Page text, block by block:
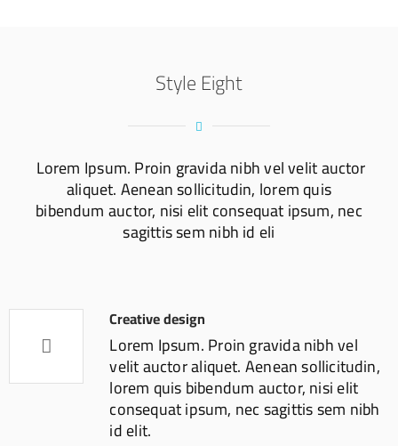
Style Eight
Lorem Ipsum. Proin gravida nibh vel velit auctor
aliquet. Aenean sollicitudin, lorem quis
bibendum auctor, nisi elit consequat ipsum, nec
sagittis sem nibh id eli
Creative design
Lorem Ipsum. Proin gravida nibh vel
velit auctor aliquet. Aenean sollicitudin,
lorem quis bibendum auctor, nisi elit
consequat ipsum, nec sagittis sem nibh
id elit.